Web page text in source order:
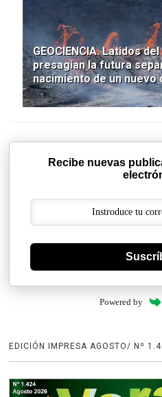
GEOCIENCIA. Latidos
presagian la futura
nacimiento de un nuevo
Recibe nuevas
Powered by
EDICIÓN IMPRESA AGOSTO/ Nº